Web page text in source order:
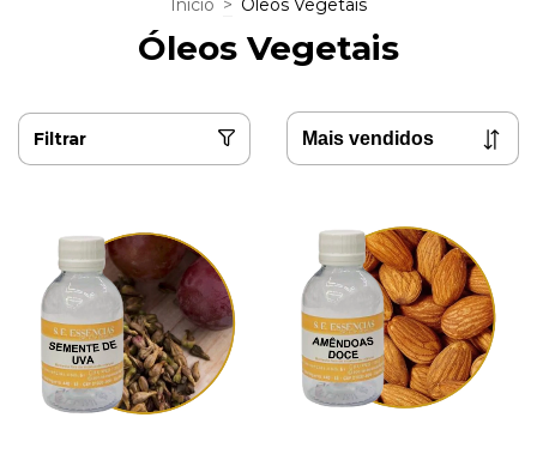
Início > Óleos Vegetais
Óleos Vegetais
Filtrar